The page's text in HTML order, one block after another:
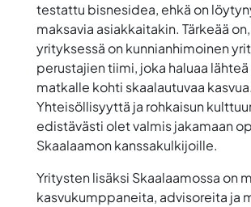
testattu bisnesidea, ehkä on
maksavia asiakkaitakin. Tärkeää
yrityksessä on kunnianhimoinen
perustajien tiimi, joka haluaa
matkalle kohti skaalautuvaa kasvua.
Yhteisöllisyyttä ja rohkaisun
edistävästi olet valmis jakamaan
Skaalaamon kanssakulkijoille.
Yritysten lisäksi Skaalaamossa on
kasvukumppaneita, advisoreita ja